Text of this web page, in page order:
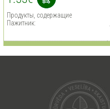
Продукты, содержащие
Пажитник: